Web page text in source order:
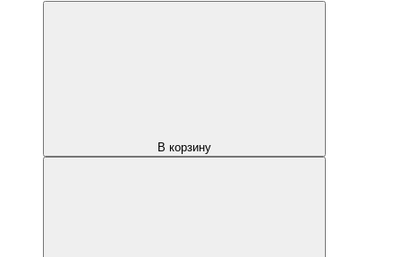
В корзину